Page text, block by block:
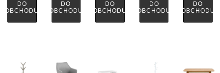
DO
OBCHODU
DO
OBCHODU
DO
OBCHODU
DO
OBCHODU
DO
OBCHODU